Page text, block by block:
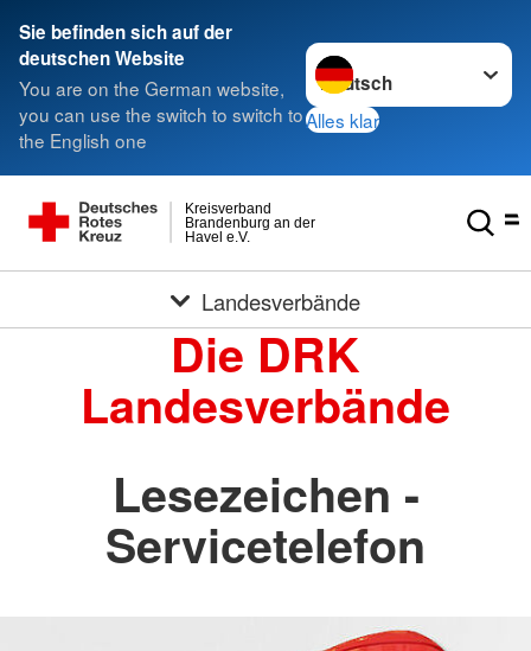
Sie befinden sich auf der
deutschen Website
You are on the German website,
you can use the switch to switch to
the English one
Sprache wechseln zu
Alles klar
Havel e.V.
Brandenburg an der
Kreisverband
Landesverbände
Die DRK
Landesverbände
Lesezeichen -
Servicetelefon